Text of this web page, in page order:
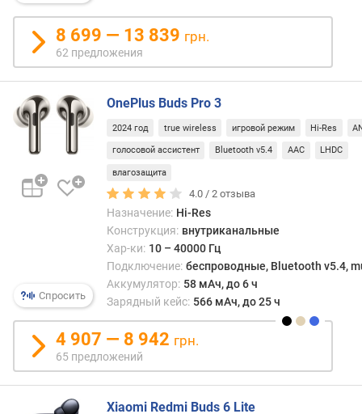
я
ф
м
а
к
п
у
т
п
8 699 — 13 839 грн.
62 предложения
Спросить
OnePlus Buds Pro 3
2024 год true wireless игровой режим Hi-Res
голосовой ассистент Bluetooth v5.4 AAC LHDC
влагозащита
4.0 /2 отзыва
Назначение: Hi-Res
Конструкция: внутриканальные
Хар-ки: 10 – 40000 Гц
Подключение: беспроводные, Bluetooth v5.4,
Аккумулятор: 58 мАч, до 6 ч
Зарядный кейс: 566 мАч, до 25 ч
4 907 — 8 942 грн.
65 предложений
Xiaomi Redmi Buds 6 Lite